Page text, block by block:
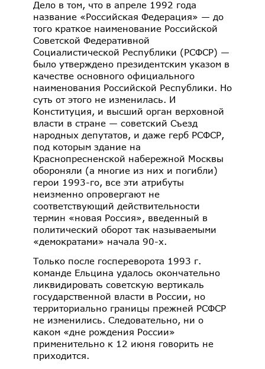
Дело в том, что в апреле 1992 года
название «Российская Федерация» — до
того краткое наименование Российской
Советской Федеративной
Социалистической Республики (РСФСР) —
было утверждено президентским указом в
качестве основного официального
наименования Российской Республики. Но
суть от этого не изменилась. И
Конституция, и высший орган верховной
власти в стране — советский Съезд
народных депутатов, и даже герб РСФСР,
под которым здание на
Краснопресненской набережной Москвы
обороняли (а многие из них и погибли)
герои 1993-го, все эти атрибуты
неизменно опровергают не
соответствующий действительности
термин «новая Россия», введенный в
политический оборот так называемыми
«демократами» начала 90-х.
Только после госпереворота 1993 г.
команде Ельцина удалось окончательно
ликвидировать советскую вертикаль
государственной власти в России, но
территориально границы прежней РСФСР
не изменились. Следовательно, ни о
каком «дне рождения России»
применительно к 12 июня говорить не
приходится.